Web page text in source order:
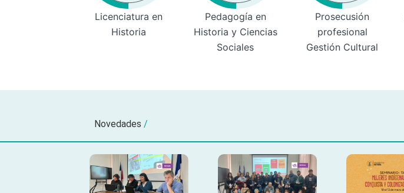
Licenciatura en
Historia
Pedagogía en
Historia y Ciencias
Sociales
Prosecusión
profesional
Gestión Cultural
Novedades /